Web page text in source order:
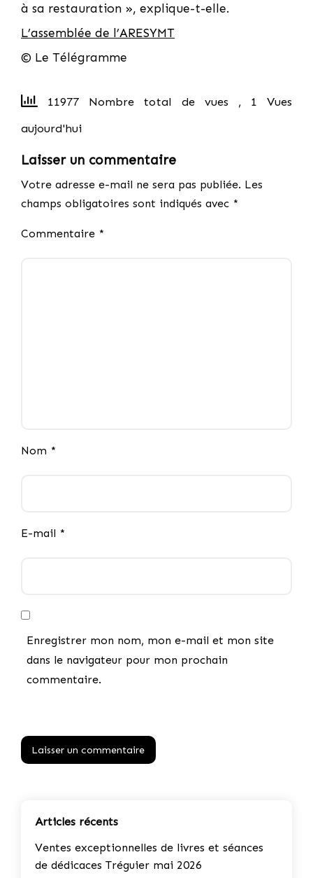
à sa restauration », explique-t-elle.
L’assemblée de l’ARESYMT
© Le Télégramme
11977 Nombre total de vues , 1 Vues
aujourd'hui
Laisser un commentaire
Votre adresse e-mail ne sera pas publiée. Les
champs obligatoires sont indiqués avec *
Commentaire *
Nom *
E-mail *
Enregistrer mon nom, mon e-mail et mon site
dans le navigateur pour mon prochain
commentaire.
Articles récents
Ventes exceptionnelles de livres et séances
de dédicaces Tréguier mai 2026